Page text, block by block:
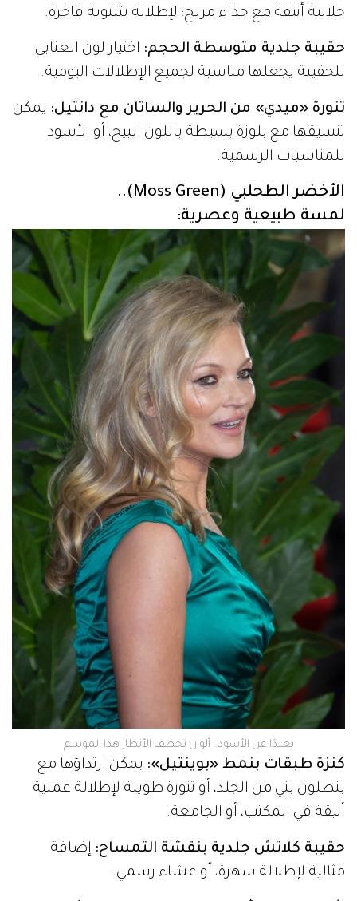
جلابية أنيقة مع حذاء مريح؛ لإطلالة شتوية فاخرة.
حقيبة جلدية متوسطة الحجم: اختيار لون العنابي
للحقيبة يجعلها مناسبة لجميع الإطلالات اليومية.
تنورة «ميدي» من الحرير والساتان مع دانتيل: يمكن
تنسيقها مع بلوزة بسيطة باللون البيج، أو الأسود
للمناسبات الرسمية.
الأخضر الطحلبي (Moss Green)..
لمسة طبيعية وعصرية:
بعيدًا عن الأسود.. ألوان تخطف الأنظار هذا الموسم
كنزة طبقات بنمط «بوينتيل»: يمكن ارتداؤها مع
بنطلون بني من الجلد، أو تنورة طويلة لإطلالة عملية
أنيقة في المكتب، أو الجامعة.
حقيبة كلاتش جلدية بنقشة التمساح: إضافة
مثالية لإطلالة سهرة، أو عشاء رسمي.